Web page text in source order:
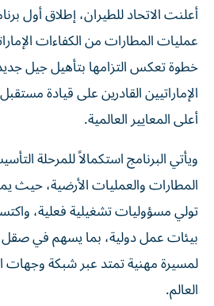
أعلنت الاتحاد للطيران، إطلاق أول
عمليات المطارات من الكفاءات
خطوة تعكس التزامها بتأهيل جيل
الإماراتيين القادرين على قيادة
أعلى المعايير العالمية.
ويأتي البرنامج استكمالاً للمرحلة
المطارات والعمليات الأرضية، حيث
تولي مسؤوليات تشغيلية فعلية،
بيئات عمل دولية، بما يسهم في صقل
لمسيرة مهنية تمتد عبر شبكة وجهات
العالم.